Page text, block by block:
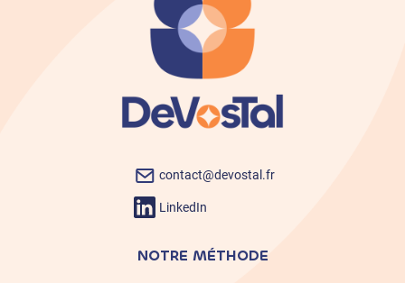
contact@devostal.fr
LinkedIn
NOTRE MÉTHODE